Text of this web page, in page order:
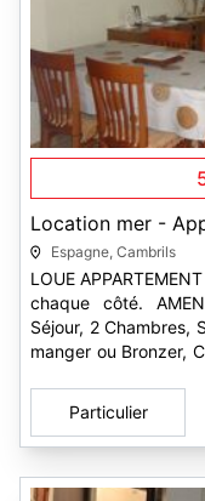
Location mer -
Espagne, Cambrils
LOUE APPARTEMENT 60m2 tout équipé, Magnifique vue de
chaque côté. AMENAGEMENT : Entrée, Cuisine, Grand
Séjour, 2 Chambres, Salle d'eau, WC, Terrasse équipée pour
manger ou Bronzer, CLIMATISATION. SITUATION : 200m de
Particulier